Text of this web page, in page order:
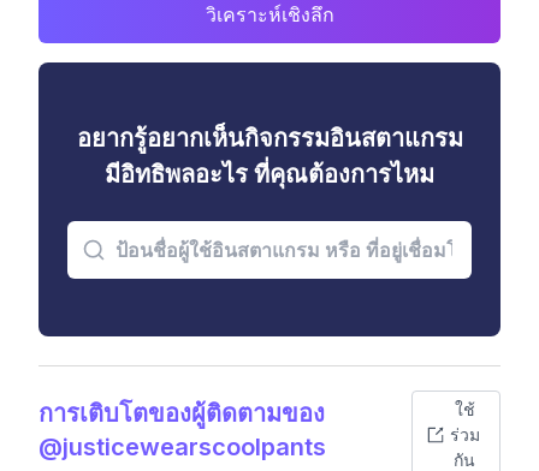
วิเคราะห์เชิงลึก
อยากรู้อยากเห็นกิจกรรมอินสตาแกรม
มีอิทธิพลอะไร ที่คุณต้องการไหม
การเติบโตของผู้ติดตามของ
@justicewearscoolpants
ใช้
ร่วม
กัน